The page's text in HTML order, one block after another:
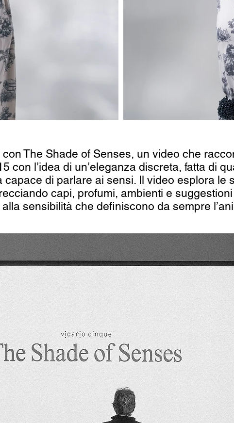
The Shade of Senses, un video che
con l’idea di un’eleganza discreta, fatta di
capace di parlare ai sensi. Il video esplora le
capi, profumi, ambienti e
sensibilità che definiscono da sempre